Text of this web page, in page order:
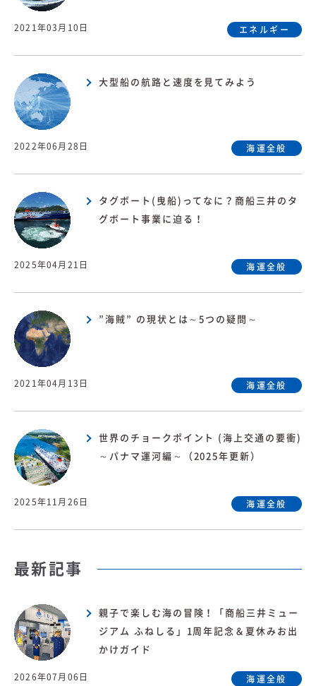
2021年03月10日 エネルギー
大型船の航路と速度を見てみよう
2022年06月28日 海運全般
タグボート(曳船)ってなに？商船三井のタ
グボート事業に迫る！
2025年04月21日 海運全般
”海賊” の現状とは～5つの疑問～
2021年04月13日 海運全般
世界のチョークポイント (海上交通の要衝)
～パナマ運河編～（2025年更新）
2025年11月26日 海運全般
最新記事
親子で楽しむ海の冒険！「商船三井ミュー
ジアム ふねしる」1周年記念＆夏休みお出
かけガイド
2026年07月06日 海運全般